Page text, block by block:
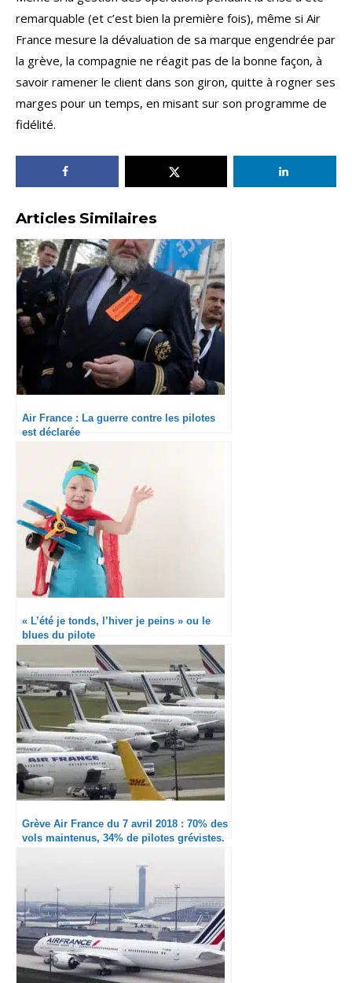
remarquable (et c’est bien la première fois), même si Air
France mesure la dévaluation de sa marque engendrée par
la grève, la compagnie ne réagit pas de la bonne façon, à
savoir ramener le client dans son giron, quitte à rogner ses
marges pour un temps, en misant sur son programme de
fidélité.
Articles Similaires
Air France : La guerre contre les pilotes
est déclarée
« L’été je tonds, l’hiver je peins » ou le
blues du pilote
Grève Air France du 7 avril 2018 : 70% des
vols maintenus, 34% de pilotes grévistes.